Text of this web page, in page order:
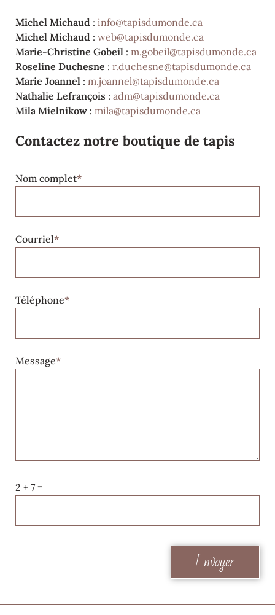
Michel Michaud : info@tapisdumonde.ca
Michel Michaud : web@tapisdumonde.ca
Marie-Christine Gobeil : m.gobeil@tapisdumonde.ca
Roseline Duchesne : r.duchesne@tapisdumonde.ca
Marie Joannel : m.joannel@tapisdumonde.ca
Nathalie Lefrançois : adm@tapisdumonde.ca
Mila Mielnikow : mila@tapisdumonde.ca
Contactez notre boutique de tapis
Nom complet*
Courriel*
Téléphone*
Message*
2 + 7 =